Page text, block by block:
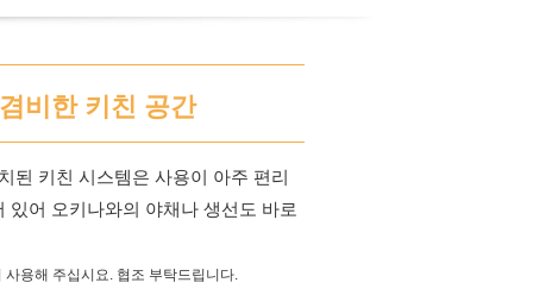
비한 키친 공간
된 키친 시스템은 사용이 아주 편리
있어 오키나와의 야채나 생선도 바로
용해 주십시요. 협조 부탁드립니다.